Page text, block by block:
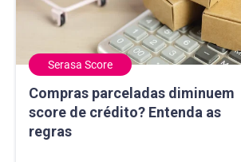
Serasa Score
Compras parceladas diminuem
score de crédito? Entenda as
regras
Compras parceladas diminuem